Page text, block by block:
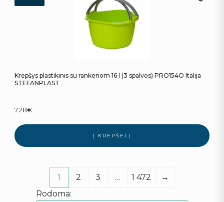
Krepšys plastikinis su rankenom 16 l (3 spalvos) PRO154O Italija
STEFANPLAST
7.28€
Į KREPŠELĮ
1 2 3 … 1 472
→
Rodoma: